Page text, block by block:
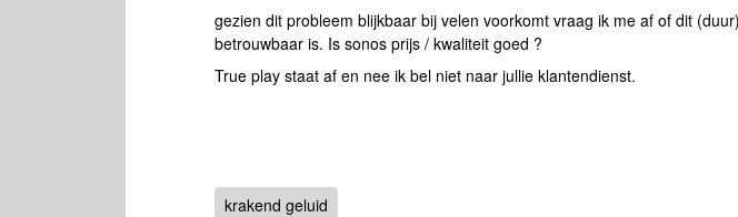
gezien dit probleem blijkbaar bij velen voorkomt vraag ik me af of dit
betrouwbaar is. Is sonos prijs / kwaliteit goed ?
True play staat af en nee ik bel niet naar jullie klantendienst.
krakend geluid